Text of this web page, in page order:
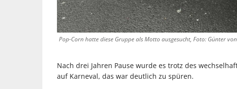
Pop-Corn hatte diese Gruppe als Motto ausgesucht, Foto: Günter
Nach drei Jahren Pause wurde es trotz des
auf Karneval, das war deutlich zu spüren.